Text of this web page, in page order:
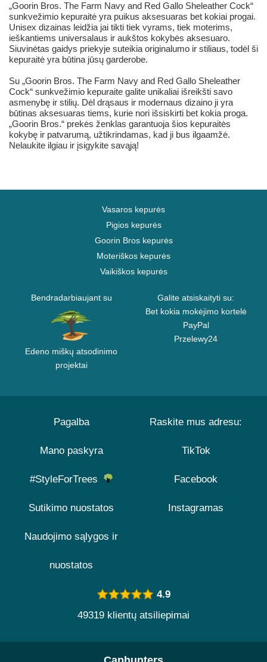
„Goorin Bros. The Farm Navy and Red Gallo Sheleather Cock“
sunkvežimio kepuraitė yra puikus aksesuaras bet kokiai progai.
Unisex dizainas leidžia jai tikti tiek vyrams, tiek moterims,
ieškantiems universalaus ir aukštos kokybės aksesuaro.
Siuvinėtas gaidys priekyje suteikia originalumo ir stiliaus, todėl ši
kepuraitė yra būtina jūsų garderobe.
Su „Goorin Bros. The Farm Navy and Red Gallo Sheleather
Cock“ sunkvežimio kepuraite galite unikaliai išreikšti savo
asmenybę ir stilių. Dėl drąsaus ir modernaus dizaino ji yra
būtinas aksesuaras tiems, kurie nori išsiskirti bet kokia proga.
„Goorin Bros.“ prekės ženklas garantuoja šios kepuraitės
kokybę ir patvarumą, užtikrindamas, kad ji bus ilgaamžė.
Nelaukite ilgiau ir įsigykite savąją!
Vasaros kepurės
Pigios kepurės
Goorin Bros kepurės
Moteriškos kepurės
Vaikiškos kepurės
Bendradarbiaujant su
Edeno miškų atsodinimo
projektai
Galite atsiskaityti su:
Bet kokia mokėjimo kortelė
PayPal
Przelewy24
Pagalba
Mano paskyra
#StyleForTrees
Sutikimo nuostatos
Naudojimo sąlygos ir
nuostatos
Raskite mus adresu:
TikTok
Facebook
Instagramas
4.9
49319 klientų atsiliepimai